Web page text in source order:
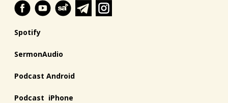
Spotify
SermonAudio
Podcast Android
Podcast iPhone